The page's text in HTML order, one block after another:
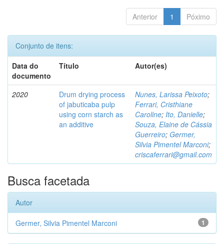
Anterior 1 Póximo
Conjunto de itens:
Data do
documento
Título Autor(es)
2020
Drum drying process
of jabuticaba pulp
using corn starch as
an additive
Nunes, Larissa Peixoto;
Ferrari, Cristhiane
Caroline; Ito, Danielle;
Souza, Elaine de Cássia
Guerreiro; Germer,
Silvia Pimentel Marconi;
criscaferrari@gmail.com
Busca facetada
Autor
1
Germer, Silvia Pimentel Marconi